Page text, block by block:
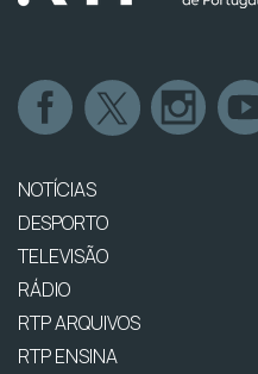
NOTÍCIAS
DESPORTO
TELEVISÃO
RÁDIO
RTP ARQUIVOS
RTP ENSINA